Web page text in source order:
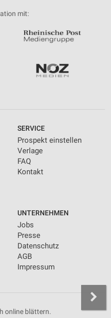
mit:
SERVICE
Prospekt einstellen
Verlage
FAQ
Kontakt
UNTERNEHMEN
Jobs
Presse
Datenschutz
AGB
Impressum
online blättern.